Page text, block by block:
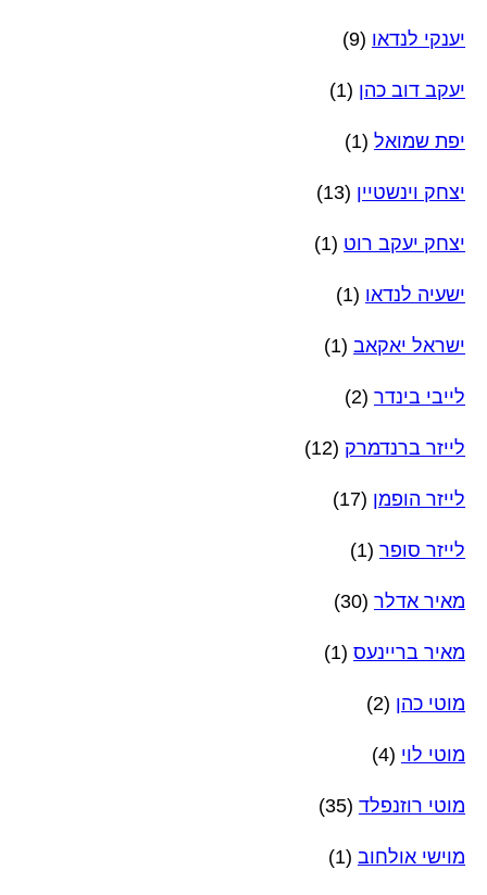
יענקי לנדאו (9)
יעקב דוב כהן (1)
יפת שמואל (1)
יצחק וינשטיין (13)
יצחק יעקב רוט (1)
ישעיה לנדאו (1)
ישראל יאקאב (1)
לייבי בינדר (2)
לייזר ברנדמרק (12)
לייזר הופמן (17)
לייזר סופר (1)
מאיר אדלר (30)
מאיר בריינעס (1)
מוטי כהן (2)
מוטי לוי (4)
מוטי רוזנפלד (35)
מוישי אולחוב (1)